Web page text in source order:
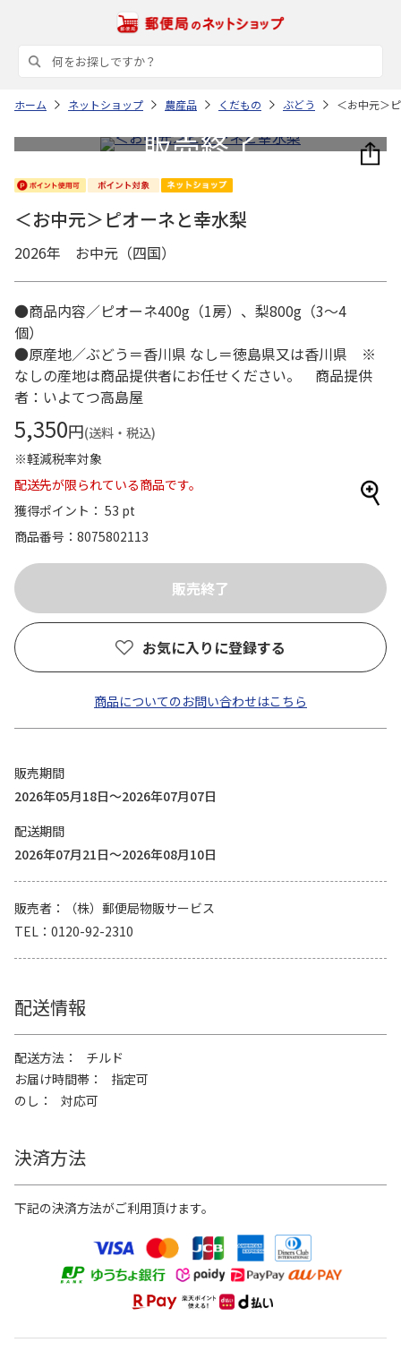
ホーム ネットショップ 農産品 くだもの ぶどう ＜お中元＞
＜お中元＞ピオーネと幸水梨
2026年 お中元（四国）
●商品内容／ピオーネ400g（1房）、梨800g（3～4
個）
●原産地／ぶどう＝香川県 なし＝徳島県又は香川県 ※
なしの産地は商品提供者にお任せください。 商品提供
者：いよてつ高島屋
5,350円(送料・税込)
※軽減税率対象
配送先が限られている商品です。
獲得ポイント： 53 pt
商品番号
8075802113
お気に入りに登録する
商品についてのお問い合わせはこちら
販売期間
2026年05月18日～2026年07月07日
配送期間
2026年07月21日～2026年08月10日
販売者
（株）郵便局物販サービス
TEL
0120-92-2310
配送情報
配送方法
チルド
お届け時間帯
指定可
のし
対応可
決済方法
下記の決済方法がご利用頂けます。